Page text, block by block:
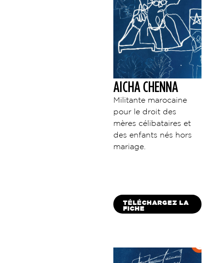
AICHA CHENNA
Militante marocaine
pour le droit des
mères célibataires et
des enfants nés hors
mariage.
TÉLÉCHARGEZ LA
FICHE